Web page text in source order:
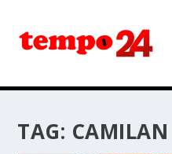
TAG: CAMILAN